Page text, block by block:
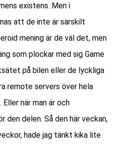
existens. Men i
att de inte är särskilt
mening är de väl det, men
som plockar med sig Game
på bilen eller de lyckliga
remote servers över hela
när man är och
den delen. Så den här veckan,
hade jag tänkt kika lite